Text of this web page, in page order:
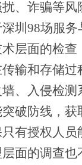
、诈骗等风
圳98场服
术层面的检
输和存储过
墙、入侵检
破防线，获
有授权人员
层面的调查